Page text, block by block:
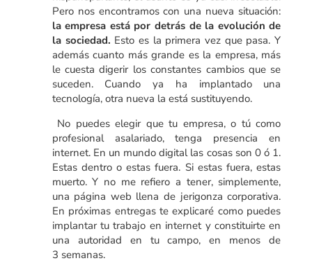
Pero nos encontramos con una nueva situación:
la empresa está por detrás de la evolución de
la sociedad. Esto es la primera vez que pasa. Y
además cuanto más grande es la empresa, más
le cuesta digerir los constantes cambios que se
suceden. Cuando ya ha implantado una
tecnología, otra nueva la está sustituyendo.
No puedes elegir que tu empresa, o tú como
profesional asalariado, tenga presencia en
internet. En un mundo digital las cosas son 0 ó 1.
Estas dentro o estas fuera. Si estas fuera, estas
muerto. Y no me refiero a tener, simplemente,
una página web llena de jerigonza corporativa.
En próximas entregas te explicaré como puedes
implantar tu trabajo en internet y constituirte en
una autoridad en tu campo, en menos de
3 semanas.